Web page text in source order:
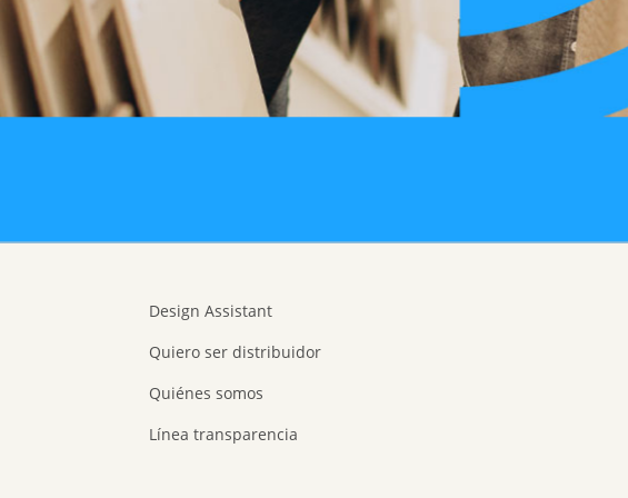
Design Assistant
Quiero ser distribuidor
Quiénes somos
Línea transparencia